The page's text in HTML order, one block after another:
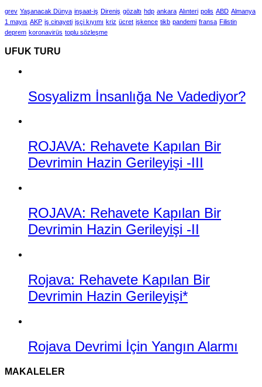
grev Yaşanacak Dünya inşaat-iş Direniş gözaltı hdp ankara Alınteri polis ABD Almanya
1 mayıs AKP iş cinayeti işçi kıyımı kriz ücret işkence tikb pandemi fransa Filistin
deprem koronavirüs toplu sözleşme
UFUK TURU
Sosyalizm İnsanlığa Ne Vadediyor?
ROJAVA: Rehavete Kapılan Bir
Devrimin Hazin Gerileyişi -III
ROJAVA: Rehavete Kapılan Bir
Devrimin Hazin Gerileyişi -II
Rojava: Rehavete Kapılan Bir
Devrimin Hazin Gerileyişi*
Rojava Devrimi İçin Yangın Alarmı
MAKALELER